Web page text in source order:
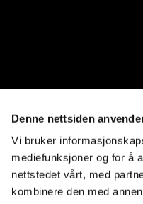
Denne nettsiden
Vi bruker
mediefunksjoner og for å
nettstedet vårt, med
kombinere den med